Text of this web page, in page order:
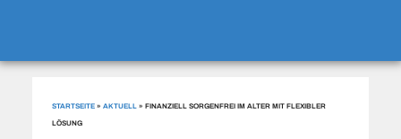
STARTSEITE »AKTUELL »FINANZIELL SORGENFREI IM ALTER MIT FLEXIBLER
LÖSUNG